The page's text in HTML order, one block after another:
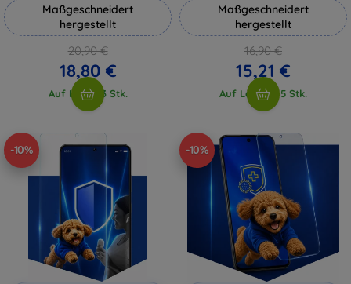
Maßgeschneidert
hergestellt
20,90 €
18,80 €
Auf Lager 3 Stk.
Maßgeschneidert
hergestellt
16,90 €
15,21 €
Auf Lager > 5 Stk.
-10% -10%